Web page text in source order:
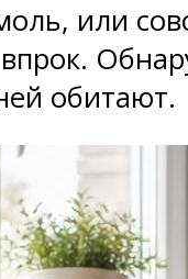
или
обитают.